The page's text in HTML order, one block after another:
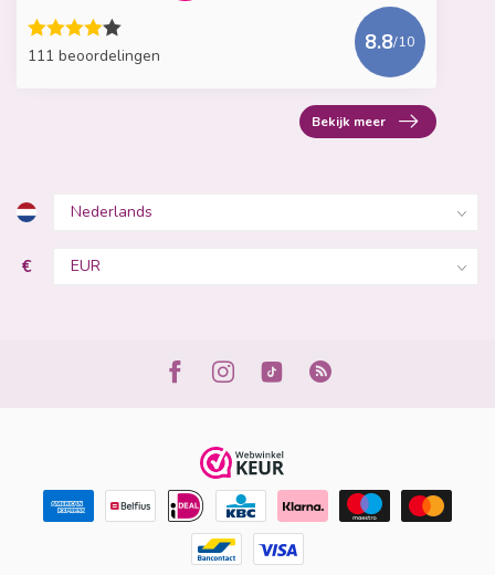
111 beoordelingen
8.8/10
Bekijk meer
€